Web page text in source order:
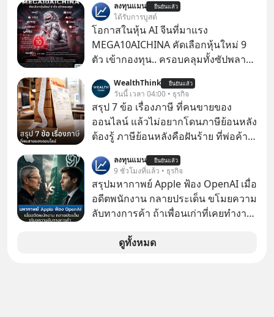
Dalio ชายผู้เคยทำนายวิกฤตเศรษฐกิจ
มาแล้วหลายต่อหลายครั้ง ออกมาส่ง
สัญญาณเตือนระเบิดเวลาลูกใหม่ที่
กำลังก่อตัวขึ้น จาก "ระเบิดหนี้สิน
มหาศาล" ผสานเข้ากับ "ฟองสบู่กระแส
AI" ที่ผู้คนกำลังแห่ไล่ราคาอย่างบ้าคลั่ง
บทเรียนจากประวัติศาสตร์ 500 ปี บอก
อะไรเรา? ระเบียบโลกกำลังจะเปลี่ยน
มือไปในทิศทางไหน? และเราควรรับมือ
อย่างไรก่อนที่ทุกอย่างจะสายเกินไป?
ร่วมเจาะลึกบทวิเคราะห์และข้อคิดการ
เงินฉบับ Dalio กันได้ใน EP. นี้
#RayDalio #สรุปบทเรียน #การเงินการ
ลงทุน #MissionToTheMoon
#MissionToTheMoonPodcast
ลงทุนแมน ยืนยันแล้ว
ได้รับการบูสต์
โอกาสในหุ้น AI จีนที่มาแรง
MEGA10AICHINA คัดเลือกหุ้นใหม่ 9
ตัว เข้ากองทุน.. ครอบคลุมทั้งซัปพลาย
โปรโมชัน ลด 50% ค่าธรรมเนียมซื้อ |
ยอด 2 ล้านบาทขึ้นไป ฟรีค่าธรรมเนียม
ซื้อ
WealthThink ยืนยันแล้ว
วันนี้ เวลา 04:00 • ธุรกิจ
สรุป 7 ข้อ เรื่องภาษี ที่คนขายของ
ออนไลน์ แล้วไม่อยากโดนภาษีย้อนหลัง
ต้องรู้ ภาษีย้อนหลังคือฝันร้าย ที่พ่อค้า
ลงทุนแมน ยืนยันแล้ว
9 ชั่วโมงที่แล้ว • ธุรกิจ
สรุปมหากาพย์ Apple ฟ้อง OpenAI เมื่อ
อดีตพนักงาน กลายประเด็น ขโมยความ
ลับทางการค้า ถ้าเพื่อนเก่าที่เคยทำงาน
เก่าที่เขาเคยทำไว้ ตอนยังอยู่บริษัท
ดูทั้งหมด